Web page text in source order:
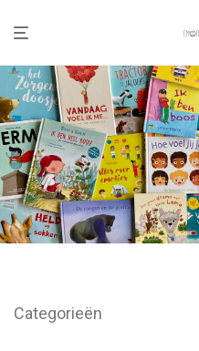
Categorieën